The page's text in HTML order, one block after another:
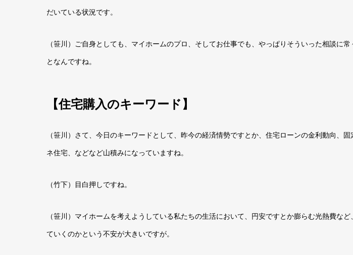
だいている状況です。
（笹川）ご自身としても、マイホームのプロ、そしてお仕事でも、やっぱりそういった相談に
となんですね。
【住宅購入のキーワード】
（笹川）さて、今日のキーワードとして、昨今の経済情勢ですとか、住宅ローンの金利動向、
ネ住宅、などなど山積みになっていますね。
（竹下）目白押しですね。
（笹川）マイホームを考えようしている私たちの生活において、円安ですとか膨らむ光熱費な
ていくのかという不安が大きいですが。